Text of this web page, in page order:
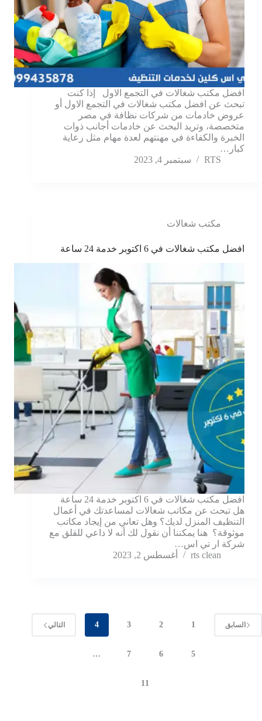
افضل مكتب شغالات في التجمع الاول إذا كنت
تبحث عن افضل مكتب شغالات في التجمع الاول أو
عروض خادمات من شركات نظافة في مصر
متخصصة، وتريد البحث عن خادمات أجانب ذوات
الخبرة والكفاءة في مهنتهم لعدة مهام مثل رعاية
كبار…
RTS
سبتمبر 4, 2023
مكتب شغالات
افضل مكتب شغالات في 6 اكتوبر خدمة 24 ساعة
افضل مكتب شغالات في 6 اكتوبر خدمة 24 ساعة
هل تبحث عن مكاتب شغالات لمساعدتك في أعمال
التنظيف المنزل لديك؟ وهل تعاني من إيجاد مكاتب
موثوقة؟ هنا يمكننا أن نقول لك أنه لا داعي للقلق مع
شركة ار تي اس…
rts clean
أغسطس 2, 2023
السابق 1
2
3
4
5
6
7
…
11
التالي